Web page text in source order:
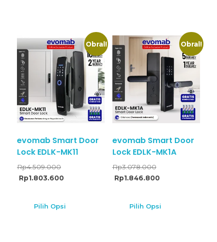
Obral!
evomab Smart Door
Lock EDLK-MK11
Rp4.509.000
Rp1.803.600
Pilih Opsi
Obral!
evomab Smart Door
Lock EDLK-MK1A
Rp3.078.000
Rp1.846.800
Pilih Opsi